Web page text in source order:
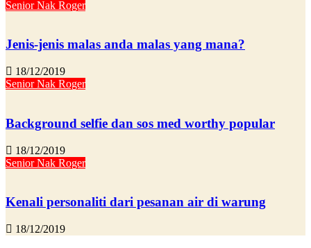
Senior Nak Roger
Jenis-jenis malas anda malas yang mana?
18/12/2019
Senior Nak Roger
Background selfie dan sos med worthy popular
18/12/2019
Senior Nak Roger
Kenali personaliti dari pesanan air di warung
18/12/2019